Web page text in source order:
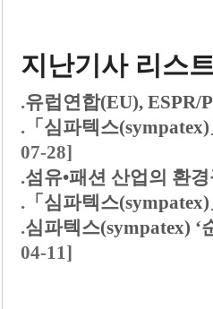
지난기사 리스
.유럽연합(EU), ESPR/
. 「심파텍스
07-28]
.섬유•패션 산업의 환
. 「심파텍스
.심파텍스(sympatex)
04-11]